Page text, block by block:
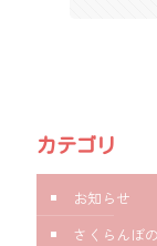
カテゴリ
お知らせ
さくらんぼ